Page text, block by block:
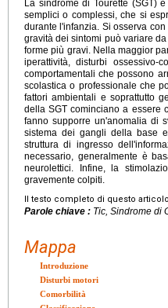
La sindrome di Tourette (SGT)
semplici o complessi, che si
durante l'infanzia. Si osserva
gravità dei sintomi può variare
forme più gravi. Nella maggior
iperattività, disturbi ossessivo-
comportamentali che possono
scolastica o professionale che
fattori ambientali e soprattutto
della SGT cominciano a essere
fanno supporre un'anomalia di
sistema dei gangli della base
struttura di ingresso
necessario, generalmente è
neurolettici. Infine, la
gravemente colpiti.
Il testo completo di questo
Parole chiave : Tic, Sindrome di
Mappa
Introduzione
Disturbi motori
Comorbilità